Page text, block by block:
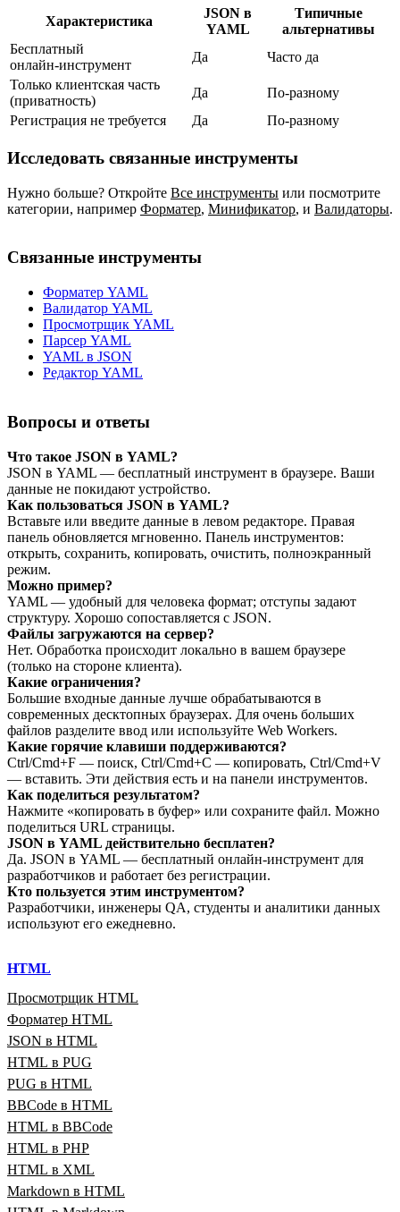
Характеристика
JSON в
YAML
Типичные
альтернативы
Бесплатный
онлайн‑инструмент
Да
Часто да
Только клиентская часть
(приватность)
Да
По‑разному
Регистрация не требуется
Да По‑разному
Исследовать связанные инструменты
Нужно больше? Откройте Все инструменты или посмотрите
категории, например Форматер, Минификатор, и Валидаторы.
Связанные инструменты
Форматер YAML
Валидатор YAML
Просмотрщик YAML
Парсер YAML
YAML в JSON
Редактор YAML
Вопросы и ответы
Что такое JSON в YAML?
JSON в YAML — бесплатный инструмент в браузере. Ваши
данные не покидают устройство.
Как пользоваться JSON в YAML?
Вставьте или введите данные в левом редакторе. Правая
панель обновляется мгновенно. Панель инструментов:
открыть, сохранить, копировать, очистить, полноэкранный
режим.
Можно пример?
YAML — удобный для человека формат; отступы задают
структуру. Хорошо сопоставляется с JSON.
Файлы загружаются на сервер?
Нет. Обработка происходит локально в вашем браузере
(только на стороне клиента).
Какие ограничения?
Большие входные данные лучше обрабатываются в
современных десктопных браузерах. Для очень больших
файлов разделите ввод или используйте Web Workers.
Какие горячие клавиши поддерживаются?
Ctrl/Cmd+F — поиск, Ctrl/Cmd+C — копировать, Ctrl/Cmd+V
— вставить. Эти действия есть и на панели инструментов.
Как поделиться результатом?
Нажмите «копировать в буфер» или сохраните файл. Можно
поделиться URL страницы.
JSON в YAML действительно бесплатен?
Да. JSON в YAML — бесплатный онлайн‑инструмент для
разработчиков и работает без регистрации.
Кто пользуется этим инструментом?
Разработчики, инженеры QA, студенты и аналитики данных
используют его ежедневно.
HTML
Просмотрщик HTML
Форматер HTML
JSON в HTML
HTML в PUG
PUG в HTML
BBCode в HTML
HTML в BBCode
HTML в PHP
HTML в XML
Markdown в HTML